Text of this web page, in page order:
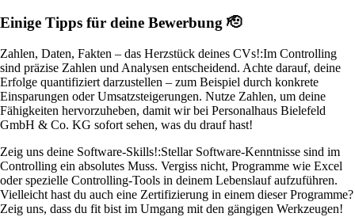
Einige Tipps für deine Bewerbung 🫡
Zahlen, Daten, Fakten – das Herzstück deines CVs!:Im Controlling
sind präzise Zahlen und Analysen entscheidend. Achte darauf, deine
Erfolge quantifiziert darzustellen – zum Beispiel durch konkrete
Einsparungen oder Umsatzsteigerungen. Nutze Zahlen, um deine
Fähigkeiten hervorzuheben, damit wir bei Personalhaus Bielefeld
GmbH & Co. KG sofort sehen, was du drauf hast!
Zeig uns deine Software-Skills!:Stellar Software-Kenntnisse sind im
Controlling ein absolutes Muss. Vergiss nicht, Programme wie Excel
oder spezielle Controlling-Tools in deinem Lebenslauf aufzuführen.
Vielleicht hast du auch eine Zertifizierung in einem dieser Programme?
Zeig uns, dass du fit bist im Umgang mit den gängigen Werkzeugen!